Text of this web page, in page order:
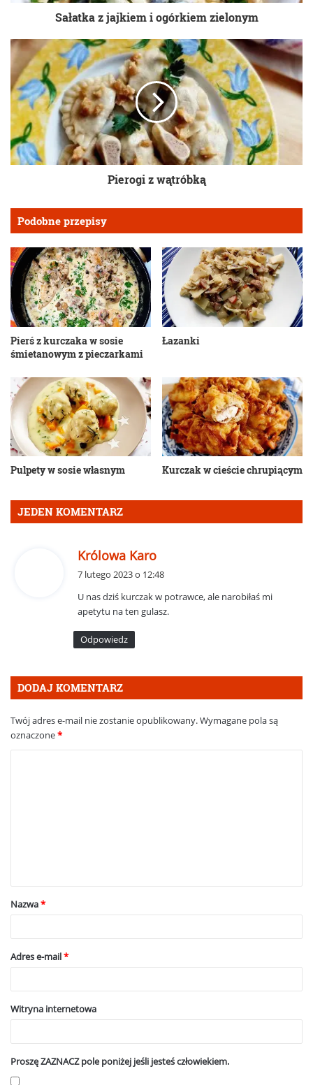
Sałatka z jajkiem i ogórkiem zielonym
Pierogi z wątróbką
Podobne przepisy
Pierś z kurczaka w sosie
śmietanowym z pieczarkami
Łazanki
Pulpety w sosie własnym Kurczak w cieście chrupiącym
JEDEN KOMENTARZ
Królowa Karo
z
e
7 lutego 2023 o 12:48
U nas dziś kurczak w potrawce, ale narobiłaś mi
apetytu na ten gulasz.
Odpowiedz
DODAJ KOMENTARZ
Twój adres e-mail nie zostanie opublikowany.Wymagane pola są
oznaczone*
a
rNazwa*
Adres e-mail*
Witryna internetowa
Proszę ZAZNACZ pole poniżej jeśli jesteś człowiekiem.